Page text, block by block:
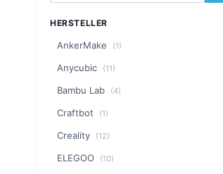
HERSTELLER
AnkerMake (1)
Anycubic (11)
Bambu Lab (4)
Craftbot (1)
Creality (12)
ELEGOO (10)